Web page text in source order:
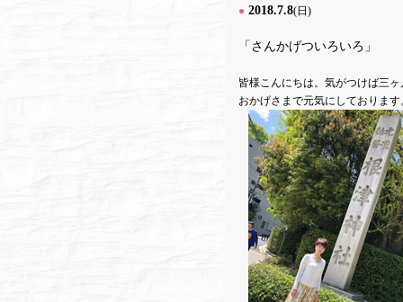
● 2018.7.8(日)
「さんかげついろいろ」
皆様こんにちは。気がつけば三
おかげさまで元気にしておりま